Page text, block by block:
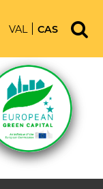
VAL CAS